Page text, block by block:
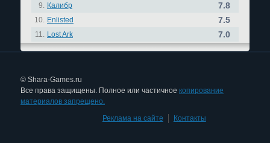
9. Калибр 7.8
10. Enlisted 7.5
11. Lost Ark 7.0
© Shara-Games.ru
Все права защищены. Полное или частичное копирование
материалов запрещено.
Реклама на сайте
Контакты